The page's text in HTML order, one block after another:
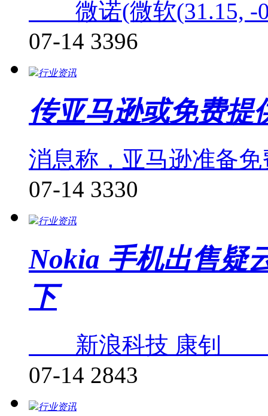
微诺(微软(31.15, -
07-14 3396
行业资讯
传亚马逊或免费提
消息称，亚马逊准备
07-14 3330
行业资讯
Nokia 手机出售疑
下
新浪科技 康钊
07-14 2843
行业资讯